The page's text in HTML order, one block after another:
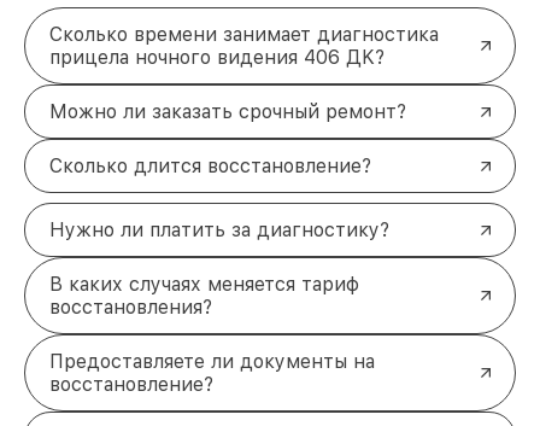
Сколько времени занимает диагностика
прицела ночного видения 406 ДK?
Можно ли заказать срочный ремонт?
Сколько длится восстановление?
Нужно ли платить за диагностику?
В каких случаях меняется тариф
восстановления?
Предоставляете ли документы на
восстановление?